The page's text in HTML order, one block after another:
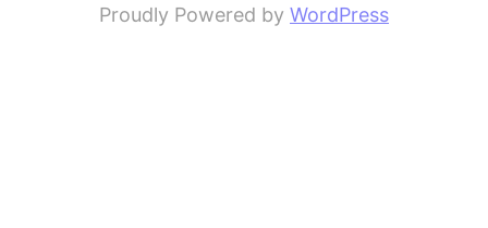
Proudly Powered by WordPress